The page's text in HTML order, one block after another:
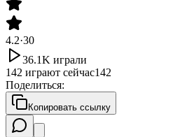
4.2·30
36.1K играли
142 играют сейчас142
Поделиться:
Копировать ссылку